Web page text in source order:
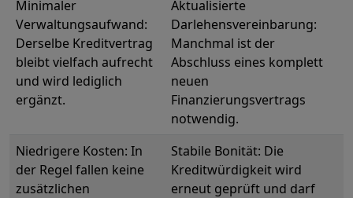
Minimaler
Verwaltungsaufwand:
Derselbe Kreditvertrag
bleibt vielfach aufrecht
und wird lediglich
ergänzt.
Aktualisierte
Darlehensvereinbarung:
Manchmal ist der
Abschluss eines komplett
neuen
Finanzierungsvertrags
notwendig.
Niedrigere Kosten: In
der Regel fallen keine
zusätzlichen
Stabile Bonität: Die
Kreditwürdigkeit wird
erneut geprüft und darf